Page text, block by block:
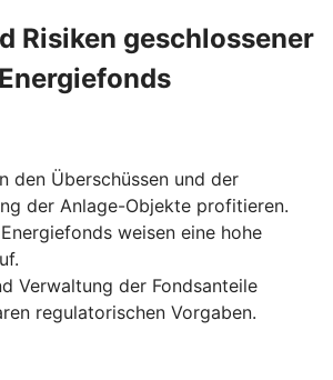
Risiken geschlossener
Energiefonds
den Überschüssen und der
der Anlage-Objekte profitieren.
weisen eine hohe
Verwaltung der Fondsanteile
regulatorischen Vorgaben.